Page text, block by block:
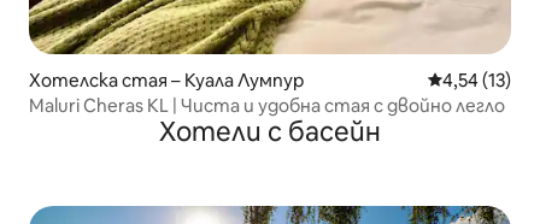
Хотелска стая – Куала Лумпур Средна
4,54 (13)
Maluri Cheras KL | Чиста и удобна стая с двойно легло
Хотели с басейн